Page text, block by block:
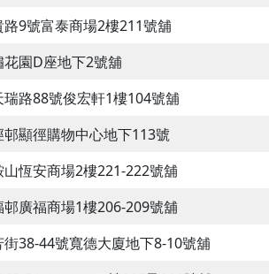
路9號富泰商場2樓211號舖
花園D座地下2號舖
瑞路88號俊宏軒1樓104號舖
顯徑購物中心地下113號
山恆安商場2樓221-222號舖
邨廣福商場1樓206-209號舖
38-44號寬德大廈地下8-10號舖